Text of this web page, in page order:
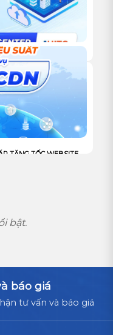
LIỆU: ĐÂU LÀ LỰA
TĂNG TỐC WEBSITE
bật.
báo giá
tư vấn và báo giá